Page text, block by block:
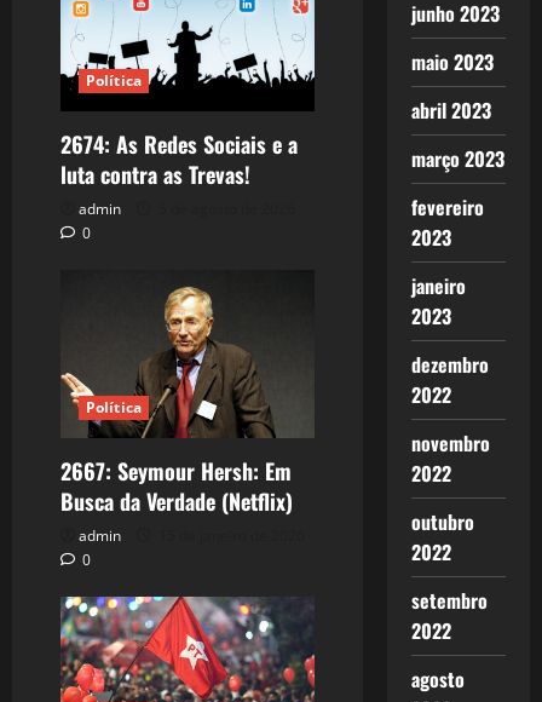
Política
2674: As Redes Sociais e a
luta contra as Trevas!
admin
0
Política
2667: Seymour Hersh: Em
Busca da Verdade (Netflix)
admin
0
junho 2023
maio 2023
abril 2023
março 2023
fevereiro
2023
janeiro
2023
dezembro
2022
novembro
2022
outubro
2022
setembro
2022
agosto